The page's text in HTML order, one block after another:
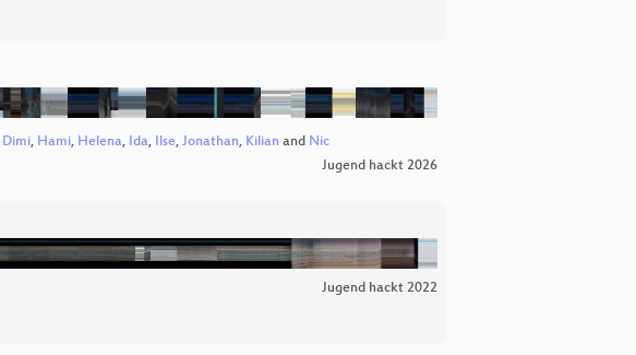
Dimi, Hami, Helena, Ida, Ilse, Jonathan, Kilian and Nic
Jugend hackt 2026
Jugend hackt 2022